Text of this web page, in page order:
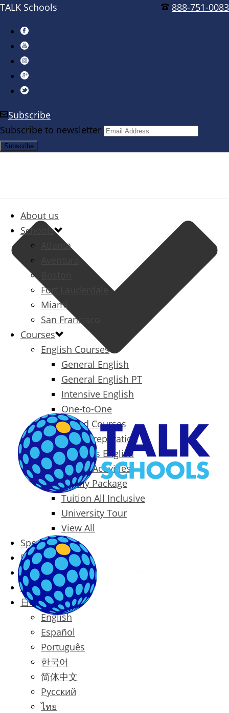
888-751-0083
TALK Schools
Subscribe
Subscribe to newsletter
About us
Schools
Atlanta
Aventura
Fort Lauderdale
Miami
San Francisco
Courses
English Courses
General English
General English PT
Intensive English
One-to-One
Specialized Courses
Exam Preparation
Business English
Packages & Activities
Family Package
Tuition All Inclusive
University Tour
View All
Special Offers
Prices
Blog
Contact
日本語
English
Español
Português
한국어
简体中文
Русский
ไทย